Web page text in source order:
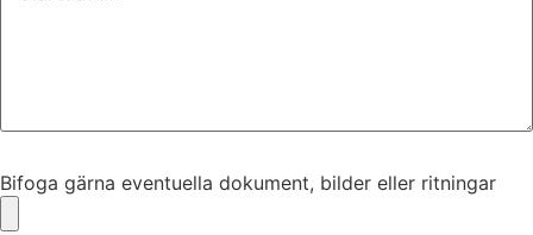
Bifoga gärna eventuella dokument, bilder eller ritningar